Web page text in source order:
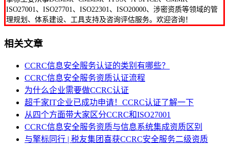
ISO27001、ISO27701、ISO22301、ISO20000、涉密资质等领域的管
理规划、体系建设、工具支持及咨询评估服务。欢迎咨询！
相关文章
CCRC信息安全服务认证的类别有哪些？
CCRC信息安全服务资质认证流程
为什么企业需要做CCRC认证
超千家IT企业已成功申请！CCRC认证了解一下
从四个方面带大家区分CCRC和ISO27001
CCRC信息安全服务资质与信息系统集成资质区别
与擎标同行 | 税友集团喜获CCRC安全服务二级资质